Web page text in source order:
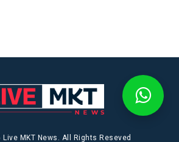
MKT News. All Rights Reseved